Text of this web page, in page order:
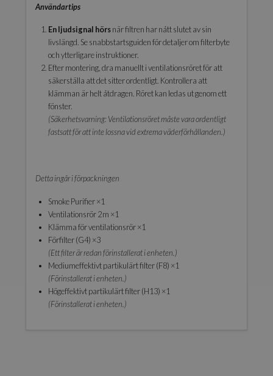
Användartips
En ljudsignal hörsnär filtren har nått slutet av sin
livslängd. Se snabbstartsguiden för detaljer om filterbyte
och ytterligare instruktioner.
Efter montering, dra manuellt i ventilationsröret för att
säkerställa att det sitter ordentligt. Kontrollera att
klämman är helt åtdragen. Röret kan ledas ut genom ett
fönster.
(Säkerhetsvarning: Ventilationsröret måste vara ordentligt
fastsatt för att inte lossna vid extrema väderförhållanden.)
Detta ingår i förpackningen
Smoke Purifier ×1
Ventilationsrör 2 m ×1
Klämma för ventilationsrör ×1
Förfilter (G4) ×3
(Ett filter är redan förinstallerat i enheten.)
Mediumeffektivt partikulärt filter (F8) ×1
(Förinstallerat i enheten.)
Högeffektivt partikulärt filter (H13) ×1
(Förinstallerat i enheten.)